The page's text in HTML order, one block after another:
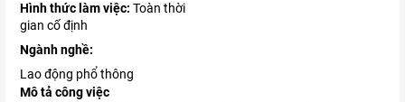
Hình thức làm việc: Toàn thời
gian cố định
Ngành nghề:
Lao động phổ thông
Mô tả công việc